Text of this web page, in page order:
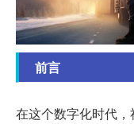
前言
在这个数字化时代